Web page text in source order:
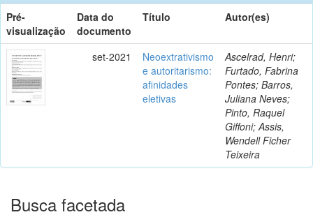
Pré-
visualização
Data do
documento
Título Autor(es)
set-2021
Neoextrativismo
e autoritarismo:
afinidades
eletivas
Ascelrad, Henri;
Furtado, Fabrina
Pontes; Barros,
Juliana Neves;
Pinto, Raquel
Giffoni; Assis,
Wendell Ficher
Teixeira
Busca facetada